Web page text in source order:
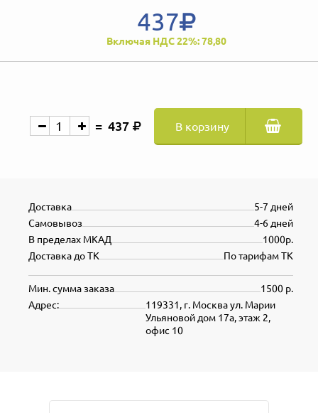
437
Включая НДС 22%: 78,80
437 В корзину
5-7 дней
Доставка
4-6 дней
Самовывоз
1000р.
В пределах МКАД
По тарифам ТК
Доставка до ТК
1500 р.
Мин. сумма заказа
119331, г. Москва ул. Марии
Ульяновой дом 17а, этаж 2,
офис 10
Адрес: